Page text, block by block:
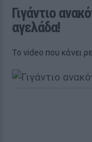
Γιγάντιο
αγελάδα!
Το video που κάνει